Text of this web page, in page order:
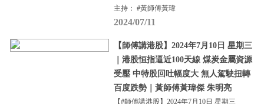
主持： #黃師傅黃瑋
2024/07/11
【師傅講港股】2024年7月10日 星期三
｜港股恒指逼近100天線 煤炭金屬資源
受壓 中特股回吐幅度大 無人駕駛扭轉
百度跌勢｜黃師傅黃瑋傑 朱明亮
【#師傅講港股】2024年7月10日 星期三